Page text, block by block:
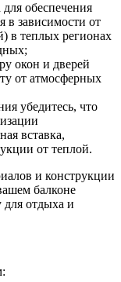
обеспечения
в зависимости от
в теплых регионах
окон и дверей
от атмосферных
убедитесь, что
вставка,
от теплой.
и конструкции
балконе
отдыха и